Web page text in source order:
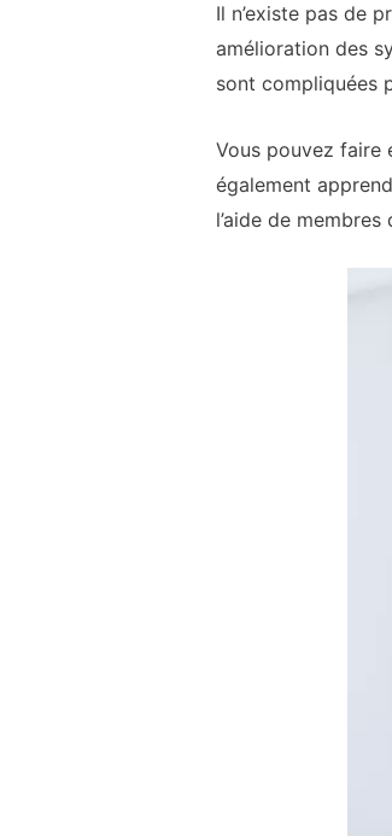
Il n’existe pas de
amélioration des
sont compliquées
Vous pouvez faire
également
l’aide de